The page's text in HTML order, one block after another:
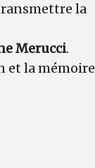
la
Merucci.
et la mémoire